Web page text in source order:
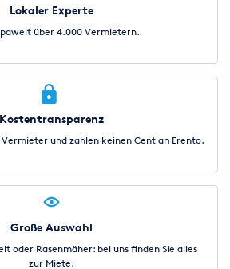
Lokaler Experte
über 4.000 Vermietern.
Kostentransparenz
und zahlen keinen Cent an Erento.
Große Auswahl
oder Rasenmäher: bei uns finden Sie alles
zur Miete.